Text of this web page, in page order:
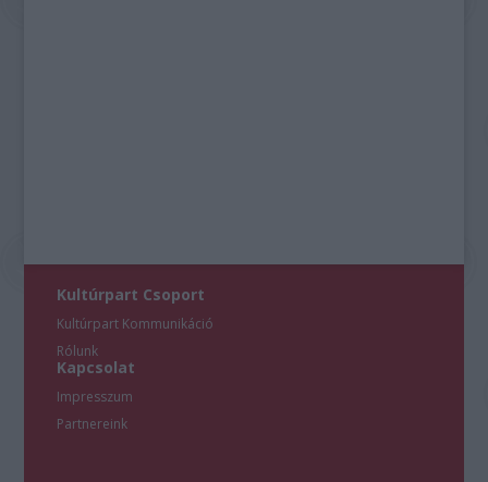
Kultúrpart Csoport
Kultúrpart Kommunikáció
Rólunk
Kapcsolat
Impresszum
Partnereink